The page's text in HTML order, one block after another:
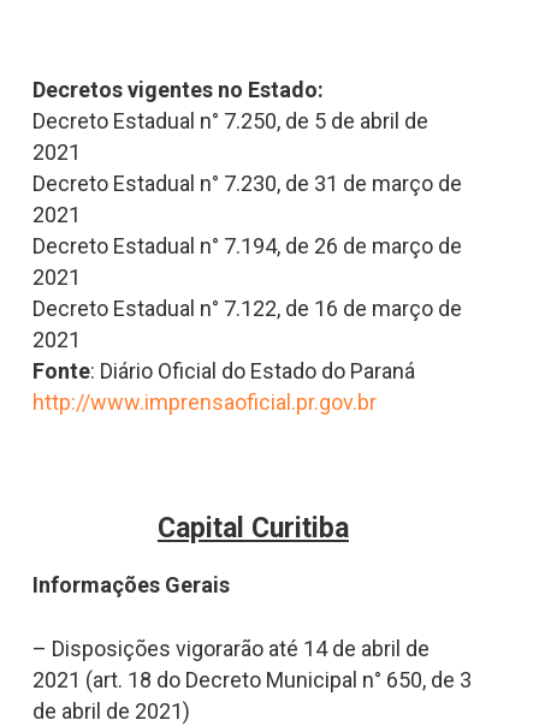
Decretos vigentes no Estado:
Decreto Estadual n° 7.250, de 5 de abril de
2021
Decreto Estadual n° 7.230, de 31 de março de
2021
Decreto Estadual n° 7.194, de 26 de março de
2021
Decreto Estadual n° 7.122, de 16 de março de
2021
Fonte: Diário Oficial do Estado do Paraná
http://www.imprensaoficial.pr.gov.br
Capital Curitiba
Informações Gerais
– Disposições vigorarão até 14 de abril de
2021 (art. 18 do Decreto Municipal n° 650, de 3
de abril de 2021)